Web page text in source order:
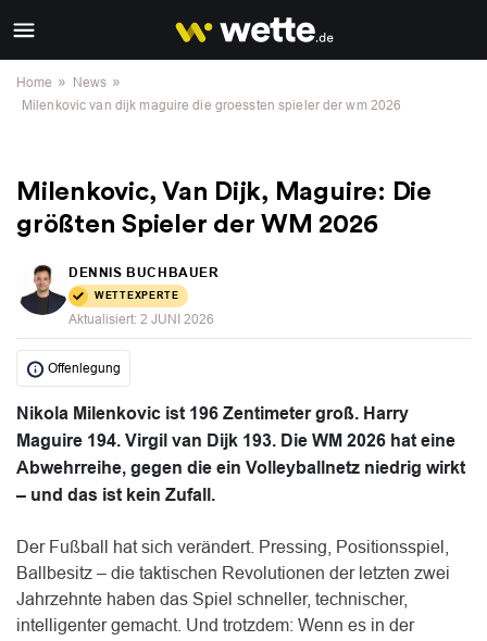
Home » News »
Milenkovic van dijk maguire die groessten spieler der wm 2026
Milenkovic, Van Dijk, Maguire: Die
größten Spieler der WM 2026
DENNIS BUCHBAUER
WETTEXPERTE
Aktualisiert: 2 JUNI 2026
Offenlegung
Nikola Milenkovic ist 196 Zentimeter groß. Harry
Maguire 194. Virgil van Dijk 193. Die WM 2026 hat eine
Abwehrreihe, gegen die ein Volleyballnetz niedrig wirkt
– und das ist kein Zufall.
Der Fußball hat sich verändert. Pressing, Positionsspiel,
Ballbesitz – die taktischen Revolutionen der letzten zwei
Jahrzehnte haben das Spiel schneller, technischer,
intelligenter gemacht. Und trotzdem: Wenn es in der